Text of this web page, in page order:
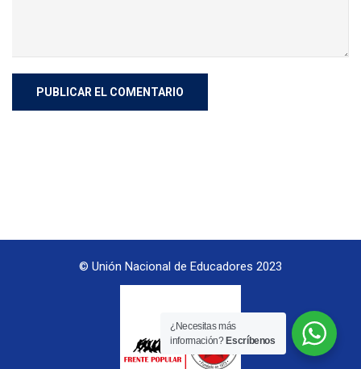
© Unión Nacional de Educadores 2023
¿Necesitas más
información? Escríbenos